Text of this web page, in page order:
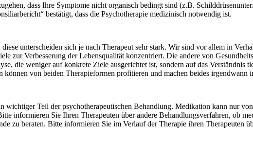
dass Ihre Symptome nicht organisch bedingt sind (z.B.
bestätigt, dass die Psychotherapie medizinisch notwendig ist.
unterscheiden sich je nach Therapeut sehr stark. Wir sind vor allem in
zur Verbesserung der Lebensqualität konzentriert. Die andere von
die weniger auf konkrete Ziele ausgerichtet ist, sondern auf das Verständnis
von beiden Therapieformen profitieren und machen beides irgendwann
wichtiger Teil der psychotherapeutischen Behandlung. Medikation kann nur
informieren Sie Ihren Therapeuten über andere Behandlungsverfahren, ob
zu beraten. Bitte informieren Sie im Verlauf der Therapie ihren Therapeuten